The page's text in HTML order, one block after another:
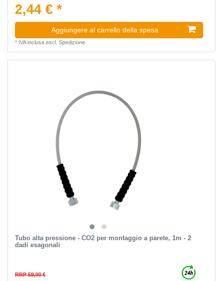
2,44 € *
Aggiungere al carrello della spesa
* IVA inclusaescl. Spedizione
Tubo alta pressione - CO2 per montaggio a parete, 1m - 2
dadi esagonali
RRP 59,00 €